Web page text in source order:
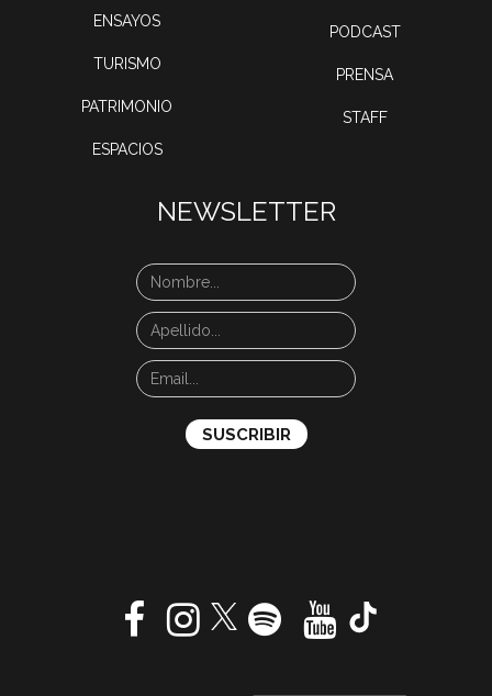
ENSAYOS
TURISMO
PATRIMONIO
ESPACIOS
PODCAST
PRENSA
STAFF
NEWSLETTER